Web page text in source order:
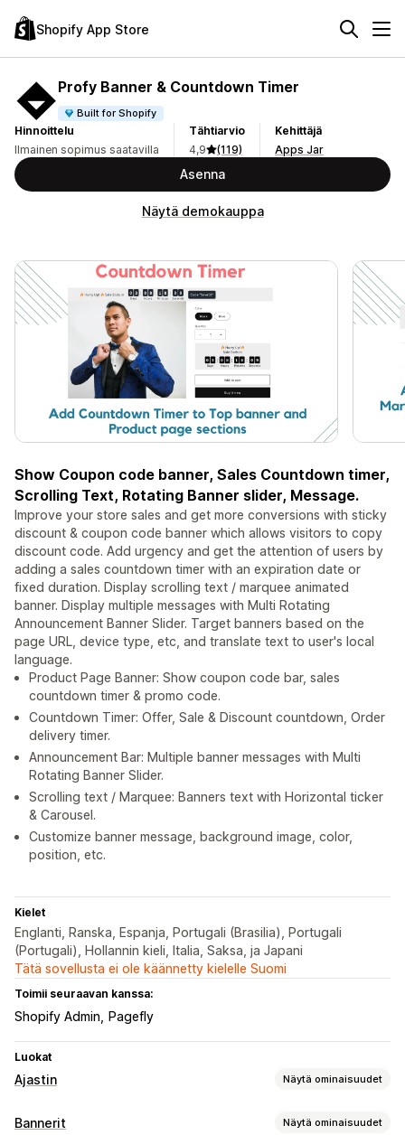
Shopify App Store
Profy Banner & Countdown Timer
Built for Shopify
Hinnoittelu
Ilmainen sopimus saatavilla
Tähtiarvio
4,9
(119)
Kehittäjä
Apps Jar
Asenna
Näytä demokauppa
Show Coupon code banner, Sales Countdown timer,
Scrolling Text, Rotating Banner slider, Message.
Improve your store sales and get more conversions with sticky
discount & coupon code banner which allows visitors to copy
discount code. Add urgency and get the attention of users by
adding a sales countdown timer with an expiration date or
fixed duration. Display scrolling text / marquee animated
banner. Display multiple messages with Multi Rotating
Announcement Banner Slider. Target banners based on the
page URL, device type, etc, and translate text to user's local
language.
Product Page Banner: Show coupon code bar, sales
countdown timer & promo code.
Countdown Timer: Offer, Sale & Discount countdown, Order
delivery timer.
Announcement Bar: Multiple banner messages with Multi
Rotating Banner Slider.
Scrolling text / Marquee: Banners text with Horizontal ticker
& Carousel.
Customize banner message, background image, color,
position, etc.
Kielet
Englanti, Ranska, Espanja, Portugali (Brasilia), Portugali
(Portugali), Hollannin kieli, Italia, Saksa, ja Japani
Tätä sovellusta ei ole käännetty kielelle Suomi
Toimii seuraavan kanssa:
Shopify Admin Pagefly
Luokat
Ajastin Näytä ominaisuudet
Näyttövaihtoehdot
Bannerit Näytä ominaisuudet